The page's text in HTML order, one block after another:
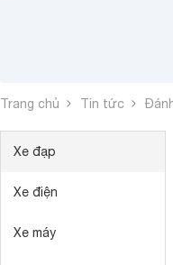
Trang chủ Tin tức
Xe đạp
Xe điện
Xe máy